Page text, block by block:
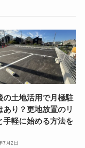
の土地活用で月極駐
あり？更地放置のリ
手軽に始める方法を
7月2日